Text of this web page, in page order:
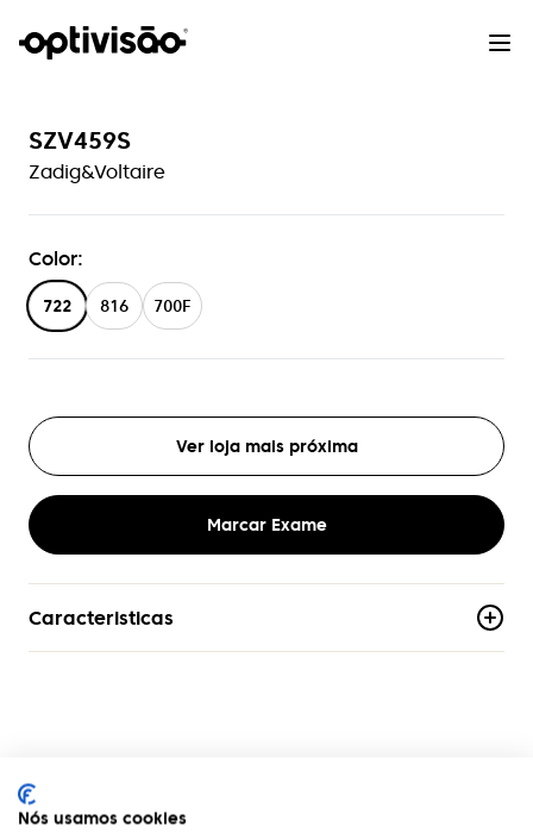
SZV459S
Zadig&Voltaire
Color:
722 816 700F
Ver loja mais próxima
Marcar Exame
Caracteristicas
Formato
A Optivisão
Nós usamos cookies